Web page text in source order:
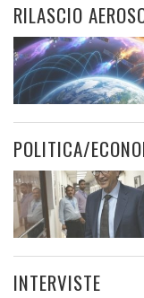
RILASCIO
POLITICA/
INTERVISTE